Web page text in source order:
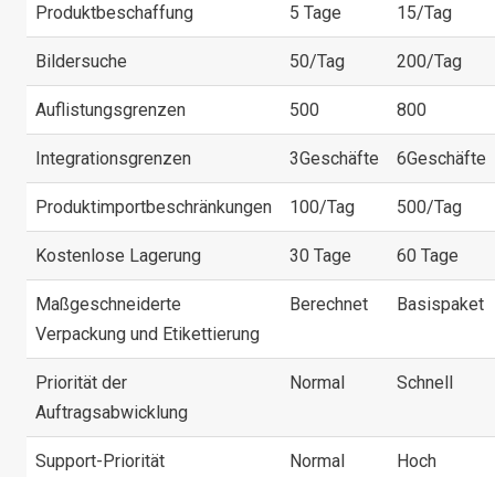
Produktbeschaffung 5 Tage 15/Tag
Bildersuche 50/Tag 200/Tag
Auflistungsgrenzen 500 800
Integrationsgrenzen 3Geschäfte 6Geschäfte
Produktimportbeschränkungen 100/Tag 500/Tag
Kostenlose Lagerung 30 Tage 60 Tage
Maßgeschneiderte
Verpackung und Etikettierung
Berechnet Basispaket
Priorität der
Auftragsabwicklung
Normal Schnell
Support-Priorität Normal Hoch